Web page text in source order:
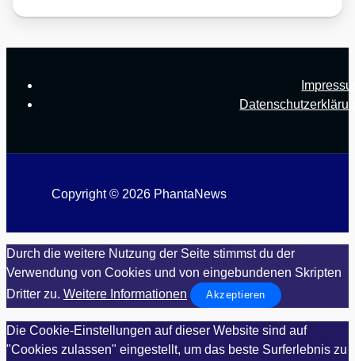
Copyright © 2026 PhantaNews
Durch die weitere Nutzung der Seite stimmst du der
Verwendung von Cookies und von eingebundenen Skripten
Dritter zu. Weitere Informationen Akzeptieren
Die Cookie-Einstellungen auf dieser Website sind auf
"Cookies zulassen" eingestellt, um das beste Surferlebnis zu